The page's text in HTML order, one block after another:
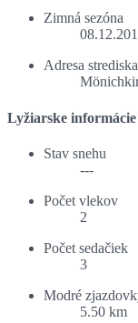
Zimná sezóna
Adresa strediska
Lyžiarske informácie
Stav snehu
---
Počet vlekov
2
Počet sedačiek
3
Modré
5.50 km